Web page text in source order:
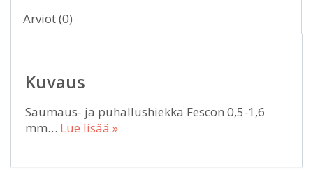
Arviot (0)
Kuvaus
Saumaus- ja puhallushiekka Fescon 0,5-1,6
mm… Lue lisää »